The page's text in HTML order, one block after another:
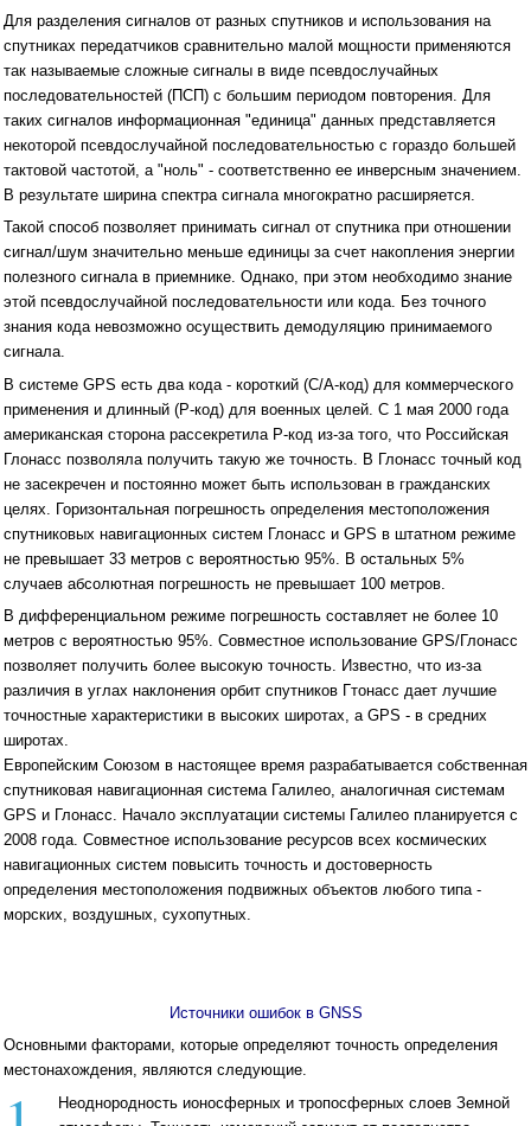
Для разделения сигналов от разных спутников и использования на
спутниках передатчиков сравнительно малой мощности применяются
так называемые сложные сигналы в виде псевдослучайных
последовательностей (ПСП) с большим периодом повторения. Для
таких сигналов информационная "единица" данных представляется
некоторой псевдослучайной последовательностью с гораздо большей
тактовой частотой, а "ноль" - соответственно ее инверсным значением.
В результате ширина спектра сигнала многократно расширяется.
Такой способ позволяет принимать сигнал от спутника при отношении
сигнал/шум значительно меньше единицы за счет накопления энергии
полезного сигнала в приемнике. Однако, при этом необходимо знание
этой псевдослучайной последовательности или кода. Без точного
знания кода невозможно осуществить демодуляцию принимаемого
сигнала.
В системе GPS есть два кода - короткий (С/А-код) для коммерческого
применения и длинный (Р-код) для военных целей. С 1 мая 2000 года
американская сторона рассекретила Р-код из-за того, что Российская
Глонасс позволяла получить такую же точность. В Глонасс точный код
не засекречен и постоянно может быть использован в гражданских
целях. Горизонтальная погрешность определения местоположения
спутниковых навигационных систем Глонасс и GPS в штатном режиме
не превышает 33 метров с вероятностью 95%. В остальных 5%
случаев абсолютная погрешность не превышает 100 метров.
В дифференциальном режиме погрешность составляет не более 10
метров с вероятностью 95%. Совместное использование GPS/Глонасс
позволяет получить более высокую точность. Известно, что из-за
различия в углах наклонения орбит спутников Гтонасс дает лучшие
точностные характеристики в высоких шиpoтax, a GPS - в средних
широтах.
Европейским Союзом в настоящее время разрабатывается собственная
спутниковая навигационная система Галилео, аналогичная системам
GPS и Глонасс. Начало эксплуатации системы Галилео планируется с
2008 года. Совместное использование ресурсов всех космических
навигационных систем повысить точность и достоверность
определения местоположения подвижных объектов любого типа -
морских, воздушных, сухопутных.
Источники ошибок в GNSS
Основными факторами, которые определяют точность определения
местонахождения, являются следующие.
Неоднородность ионосферных и тропосферных слоев Земной